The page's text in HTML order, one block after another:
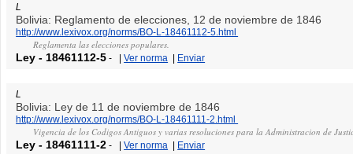
L
Bolivia: Reglamento de elecciones, 12 de noviembre de 1846
http://www.lexivox.org/norms/BO-L-18461112-5.html
Reglamenta las elecciones populares.
Ley - 18461112-5 - |Ver norma | Enviar
L
Bolivia: Ley de 11 de noviembre de 1846
http://www.lexivox.org/norms/BO-L-18461111-2.html
Vigencia de los Codigos Antiguos y varias resoluciones para la Administracion de
Ley - 18461111-2 - |Ver norma | Enviar